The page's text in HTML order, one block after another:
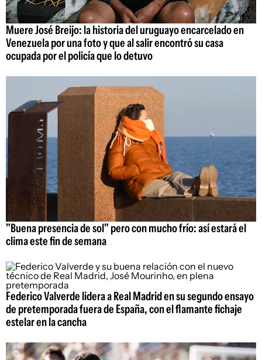
Muere José Breijo: la historia del uruguayo encarcelado en
Venezuela por una foto y que al salir encontró su casa
ocupada por el policía que lo detuvo
"Buena presencia de sol" pero con mucho frío: así estará el
clima este fin de semana
Federico Valverde lidera a Real Madrid en su segundo ensayo
de pretemporada fuera de España, con el flamante fichaje
estelar en la cancha